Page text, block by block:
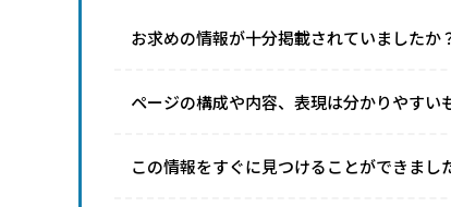
お求めの情報が十分掲載されていましたか
ページの構成や内容、表現は分かりやすい
この情報をすぐに見つけることができまし